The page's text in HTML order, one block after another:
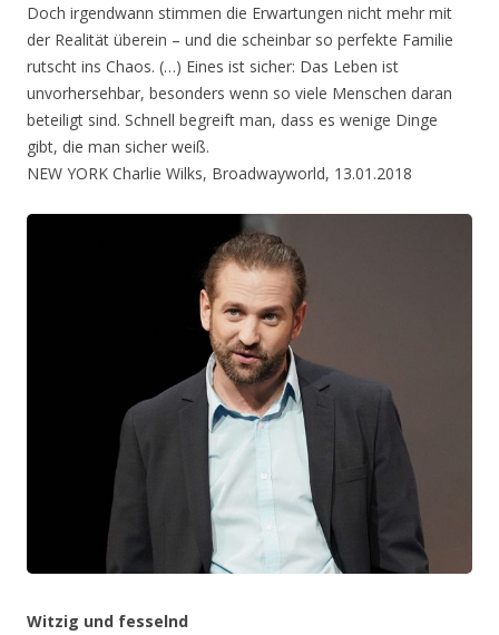
Doch irgendwann stimmen die Erwartungen nicht mehr mit
der Realität überein – und die scheinbar so perfekte Familie
rutscht ins Chaos. (…) Eines ist sicher: Das Leben ist
unvorhersehbar, besonders wenn so viele Menschen daran
beteiligt sind. Schnell begreift man, dass es wenige Dinge
gibt, die man sicher weiß.
NEW YORK Charlie Wilks, Broadwayworld, 13.01.2018
Witzig und fesselnd